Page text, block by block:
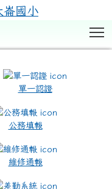
單一認證
公務填報
維修通報